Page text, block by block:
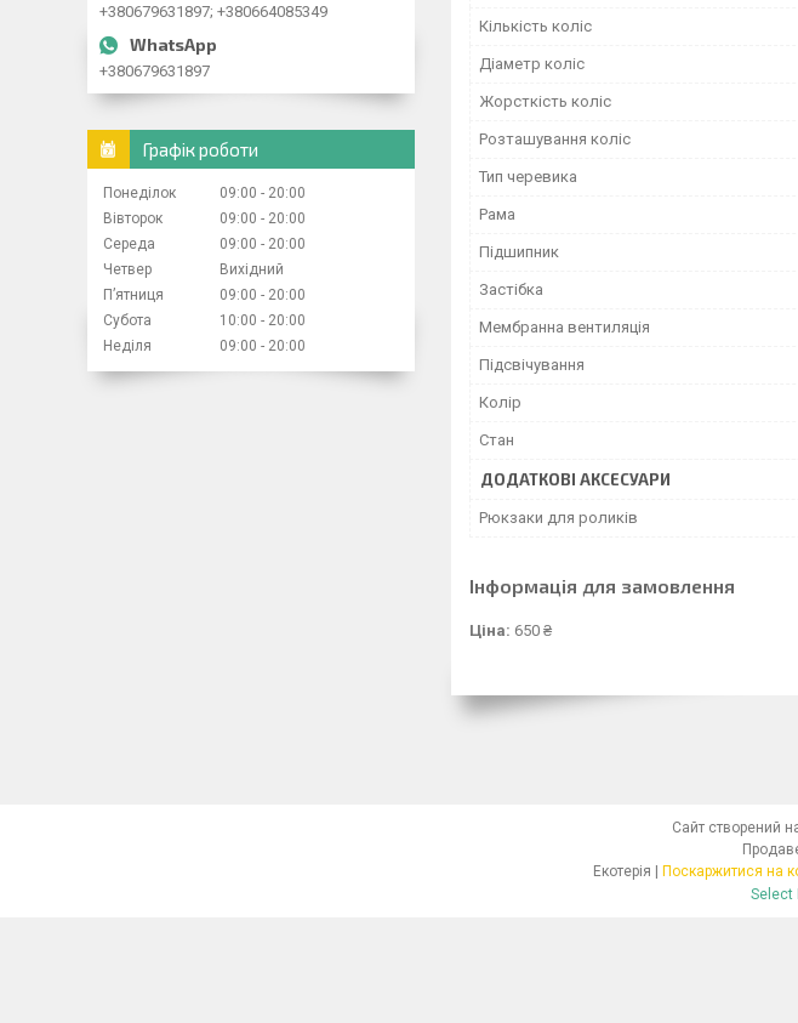
Кількість коліс
Діаметр коліс
Жорсткість коліс
Розташування коліс
Тип черевика
Рама
Підшипник
Застібка
Мембранна вентиляція
Підсвічування
Колір
Стан
ДОДАТКОВІ АКСЕСУАРИ
Рюкзаки для роликів
Інформація для замовлення
Ціна: 650 ₴
+380679631897; +380664085349
+380679631897
Графік роботи
Понеділок 09:00
20:00
Вівторок
09:00
20:00
Середа
09:00
20:00
Четвер
Вихідний
Пʼятниця
09:00
20:00
Субота
10:00
20:00
Неділя
09:00 20:00
Сайт створений
Поскаржитися на
Select